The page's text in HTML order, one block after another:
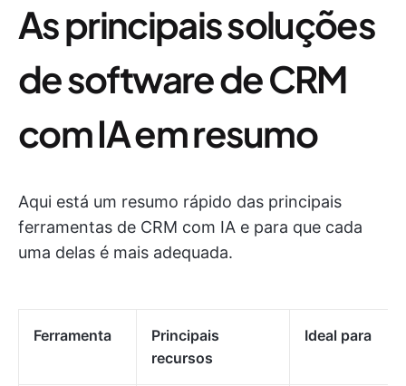
As principais soluções
de software de CRM
com IA em resumo
Aqui está um resumo rápido das principais
ferramentas de CRM com IA e para que cada
uma delas é mais adequada.
Ferramenta
Principais
recursos
Ideal para